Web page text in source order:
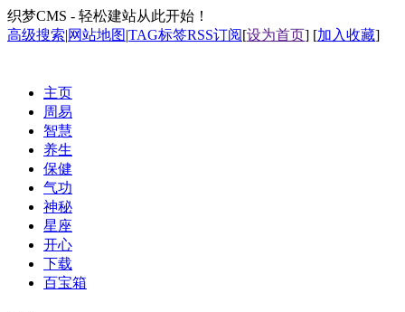
织梦CMS - 轻松建站从此开始！
高级搜索|网站地图|TAG标签RSS订阅[设为首页] [加入收藏]
主页
周易
智慧
养生
保健
气功
神秘
星座
开心
下载
百宝箱